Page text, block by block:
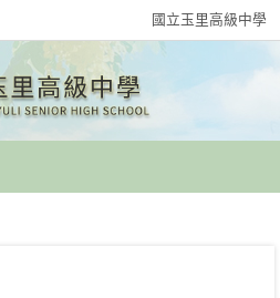
國立玉里高級中學